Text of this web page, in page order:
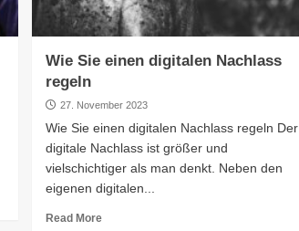
Wie Sie einen digitalen Nachlass
regeln
27. November 2023
Wie Sie einen digitalen Nachlass regeln Der
digitale Nachlass ist größer und
vielschichtiger als man denkt. Neben den
eigenen digitalen...
Read More